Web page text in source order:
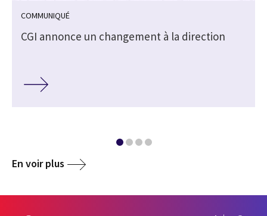
COMMUNIQUÉ
CGI annonce un changement à la direction
En voir plus